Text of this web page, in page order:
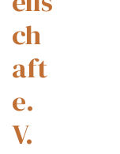
ch
aft
e.
V.